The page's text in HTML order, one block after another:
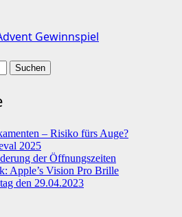
Gewinnspiel
– Risiko fürs Auge?
2025
der Öffnungszeiten
Apple’s Vision Pro Brille
den 29.04.2023